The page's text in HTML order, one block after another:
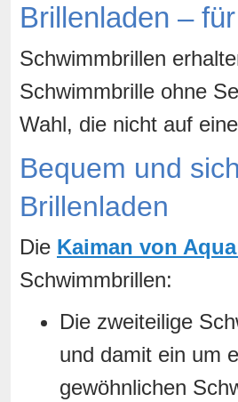
Brillenladen –
Schwimmbrillen
Schwimmbrille ohne
Wahl, die nicht auf
Bequem und
Brillenladen
Die Kaiman von
Schwimmbrillen:
Die zweiteilige
und damit ein um
gewöhnlichen